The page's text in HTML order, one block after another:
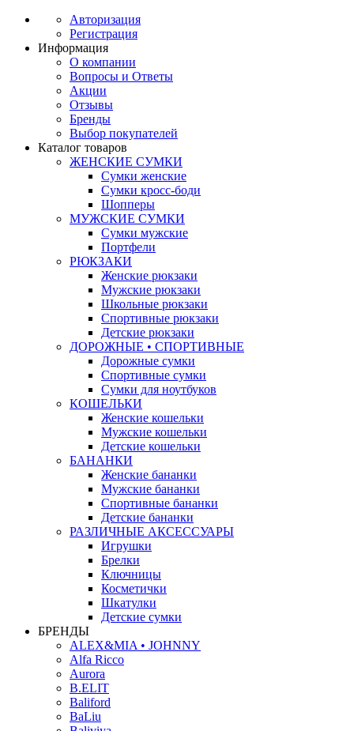
Авторизация
Регистрация
Информация
О компании
Вопросы и Ответы
Акции
Отзывы
Бренды
Выбор покупателей
Каталог товаров
ЖЕНСКИЕ СУМКИ
Сумки женские
Сумки кросс-боди
Шопперы
МУЖСКИЕ СУМКИ
Сумки мужские
Портфели
РЮКЗАКИ
Женские рюкзаки
Мужские рюкзаки
Школьные рюкзаки
Спортивные рюкзаки
Детские рюкзаки
ДОРОЖНЫЕ • СПОРТИВНЫЕ
Дорожные сумки
Спортивные сумки
Сумки для ноутбуков
КОШЕЛЬКИ
Женские кошельки
Мужские кошельки
Детские кошельки
БАНАНКИ
Женские бананки
Мужские бананки
Спортивные бананки
Детские бананки
РАЗЛИЧНЫЕ АКСЕССУАРЫ
Игрушки
Брелки
Ключницы
Косметички
Шкатулки
Детские сумки
БРЕНДЫ
ALEX&MIA • JOHNNY
Alfa Ricco
Aurora
B.ELIT
Baliford
BaLiu